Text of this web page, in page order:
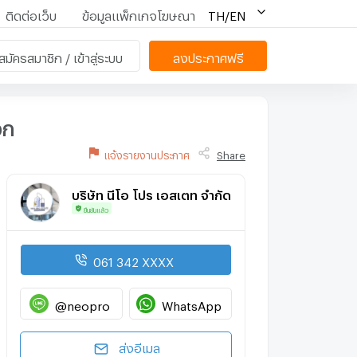
ติดต่อเว็บ ข้อมูลแพ็กเกจโฆษณา TH/EN
มัครสมาชิก / เข้าสู่ระบบ ลงประกาศฟรี
แจ้งรายงานประกาศ Share
บริษัท นีโอ โปร เอสเตท จำกัด
ยืนยันแล้ว
061 342 XXXX
@neopro WhatsApp
ส่งอีเมล